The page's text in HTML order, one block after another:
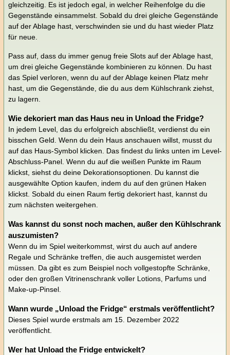
gleichzeitig. Es ist jedoch egal, in welcher Reihenfolge du die
Gegenstände einsammelst. Sobald du drei gleiche Gegenstände
auf der Ablage hast, verschwinden sie und du hast wieder Platz
für neue.
Pass auf, dass du immer genug freie Slots auf der Ablage hast,
um drei gleiche Gegenstände kombinieren zu können. Du hast
das Spiel verloren, wenn du auf der Ablage keinen Platz mehr
hast, um die Gegenstände, die du aus dem Kühlschrank ziehst,
zu lagern.
Wie dekoriert man das Haus neu in Unload the Fridge?
In jedem Level, das du erfolgreich abschließt, verdienst du ein
bisschen Geld. Wenn du dein Haus anschauen willst, musst du
auf das Haus-Symbol klicken. Das findest du links unten im Level-
Abschluss-Panel. Wenn du auf die weißen Punkte im Raum
klickst, siehst du deine Dekorationsoptionen. Du kannst die
ausgewählte Option kaufen, indem du auf den grünen Haken
klickst. Sobald du einen Raum fertig dekoriert hast, kannst du
zum nächsten weitergehen.
Was kannst du sonst noch machen, außer den Kühlschrank
auszumisten?
Wenn du im Spiel weiterkommst, wirst du auch auf andere
Regale und Schränke treffen, die auch ausgemistet werden
müssen. Da gibt es zum Beispiel noch vollgestopfte Schränke,
oder den großen Vitrinenschrank voller Lotions, Parfums und
Make-up-Pinsel.
Wann wurde „Unload the Fridge“ erstmals veröffentlicht?
Dieses Spiel wurde erstmals am 15. Dezember 2022
veröffentlicht.
Wer hat Unload the Fridge entwickelt?